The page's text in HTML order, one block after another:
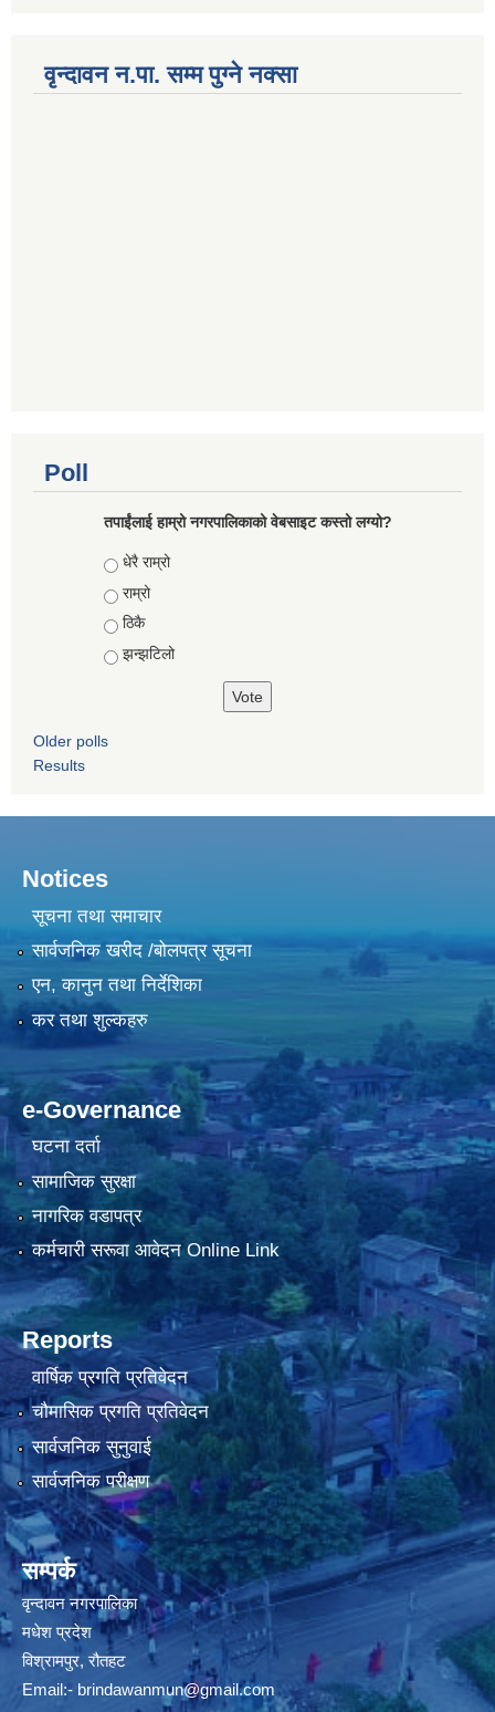
वृन्दावन न.पा. सम्म पुग्ने नक्सा
Poll
तपाईंलाई हाम्रो नगरपालिकाको वेबसाइट कस्तो लग्यो?
Choices
धेरै राम्रो
राम्रो
ठिकै
झन्झटिलो
Older polls
Results
Notices
सूचना तथा समाचार
सार्वजनिक खरीद /बोलपत्र सूचना
एन, कानुन तथा निर्देशिका
कर तथा शुल्कहरु
e-Governance
घटना दर्ता
सामाजिक सुरक्षा
नागरिक वडापत्र
कर्मचारी सरूवा आवेदन Online Link
Reports
वार्षिक प्रगति प्रतिवेदन
चौमासिक प्रगति प्रतिवेदन
सार्वजनिक सुनुवाई
सार्वजनिक परीक्षण
सम्पर्क
वृन्दावन नगरपालिका
मधेश प्रदेश
विश्रामपुर, रौतहट
Email:- brindawanmun@gmail.com